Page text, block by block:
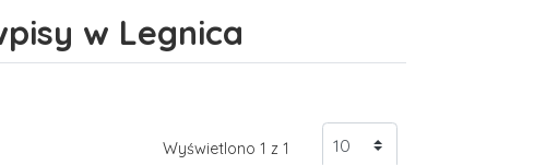
w Legnica
Wyświetlono 1 z 1